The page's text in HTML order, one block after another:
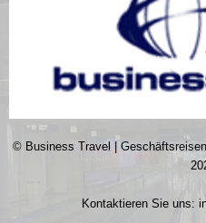
© Business Travel |
Kontaktieren Sie uns: